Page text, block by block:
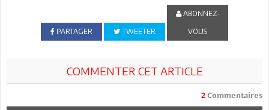
PARTAGER TWEETER
ABONNEZ-
VOUS
COMMENTER CET ARTICLE
2 Commentaires